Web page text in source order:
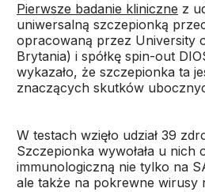
Pierwsze badanie kliniczne z
uniwersalną szczepionką
opracowaną przez University
Brytania) i spółkę spin-out
wykazało, że szczepionka ta
znaczących skutków
W testach wzięło udział 39
Szczepionka wywołała u nich
immunologiczną nie tylko na
ale także na pokrewne wirusy